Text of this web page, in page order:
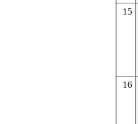
15
16